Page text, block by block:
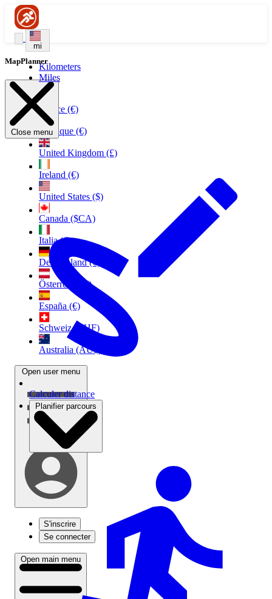
mi
Kilometers
Miles
France (€)
Belgique (€)
United Kingdom (£)
Ireland (€)
United States ($)
Canada ($CA)
Italia (€)
Deutschland (€)
Österreich (€)
España (€)
Schweiz (CHF)
Australia (AU$)
Open user menu
S'inscrire
Se connecter
Open main menu
MapPlanner
Close menu
Calculer distance
Planifier parcours